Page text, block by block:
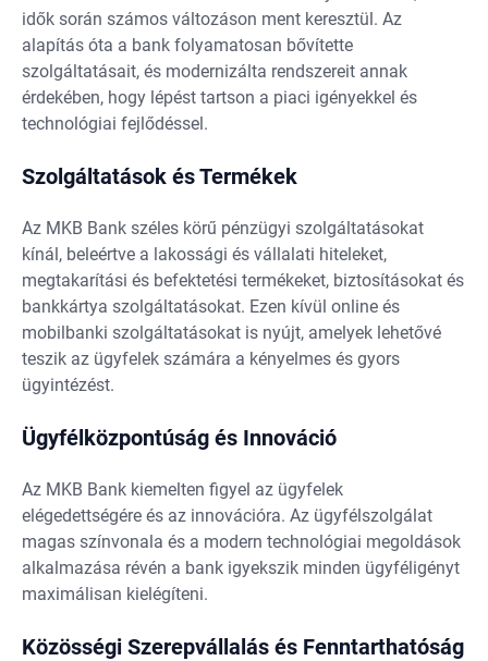
idők során számos változáson ment keresztül. Az
alapítás óta a bank folyamatosan bővítette
szolgáltatásait, és modernizálta rendszereit annak
érdekében, hogy lépést tartson a piaci igényekkel és
technológiai fejlődéssel.
Szolgáltatások és Termékek
Az MKB Bank széles körű pénzügyi szolgáltatásokat
kínál, beleértve a lakossági és vállalati hiteleket,
megtakarítási és befektetési termékeket, biztosításokat és
bankkártya szolgáltatásokat. Ezen kívül online és
mobilbanki szolgáltatásokat is nyújt, amelyek lehetővé
teszik az ügyfelek számára a kényelmes és gyors
ügyintézést.
Ügyfélközpontúság és Innováció
Az MKB Bank kiemelten figyel az ügyfelek
elégedettségére és az innovációra. Az ügyfélszolgálat
magas színvonala és a modern technológiai megoldások
alkalmazása révén a bank igyekszik minden ügyféligényt
maximálisan kielégíteni.
Közösségi Szerepvállalás és Fenntarthatóság